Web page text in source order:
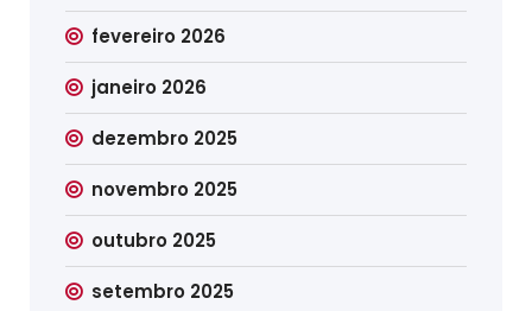
fevereiro 2026
janeiro 2026
dezembro 2025
novembro 2025
outubro 2025
setembro 2025